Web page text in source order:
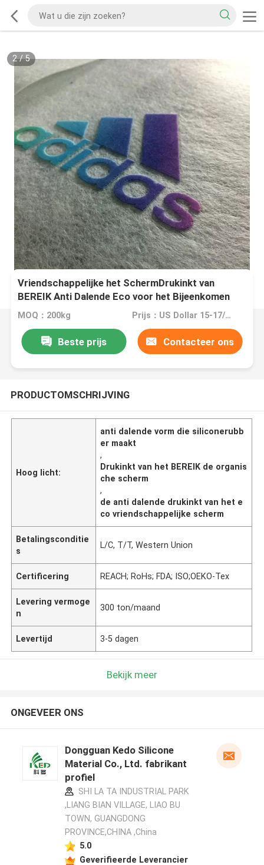
2/5
Vriendschappelijke het SchermDrukinkt van
BEREIK Anti Dalende Eco voor het Bijeenkomen
MOQ：200kg Prijs：US Dollar 15-17/kg
Beste prijs Contacteer ons
PRODUCTOMSCHRIJVING
Hoog licht:
anti dalende vorm die siliconerubb
er maakt
,
Drukinkt van het BEREIK de organis
che scherm
,
de anti dalende drukinkt van het e
co vriendschappelijke scherm
Betalingsconditie
s
L/C, T/T, Western Union
Certificering REACH; RoHs; FDA; ISO;OEKO-Tex
Levering vermoge
n
300 ton/maand
Levertijd 3-5 dagen
Bekijk meer
ONGEVEER ONS
Dongguan Kedo Silicone
Material Co., Ltd. fabrikant
profiel
SHI LA TA INDUSTRIAL PARK
,LIANG BIAN VILLAGE, LIAO BU
TOWN, GUANGDONG
PROVINCE,CHINA ,China
5.0
Geverifieerde Leverancier